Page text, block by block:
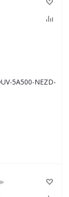
5А500-NEZD-